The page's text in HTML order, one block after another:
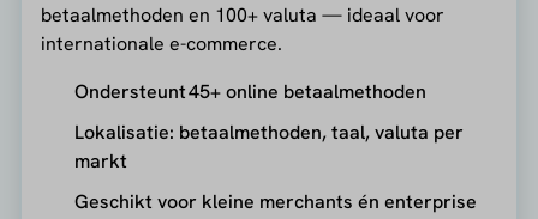
betaalmethoden en 100+ valuta — ideaal voor
internationale e-commerce.
Ondersteunt 45+ online betaalmethoden
Lokalisatie: betaalmethoden, taal, valuta per
markt
Geschikt voor kleine merchants én enterprise